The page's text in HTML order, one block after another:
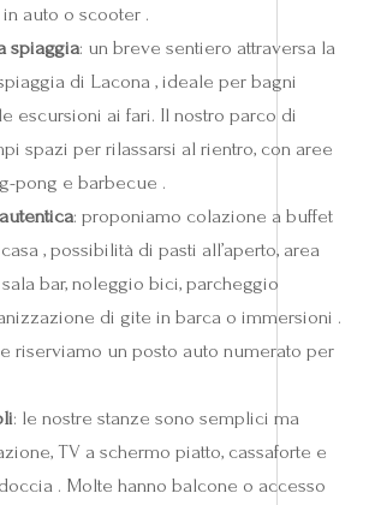
auto o scooter .
spiaggia: un breve sentiero attraversa la
di Lacona , ideale per bagni
escursioni ai fari. Il nostro parco di
spazi per rilassarsi al rientro, con aree
pong e barbecue .
: proponiamo colazione a buffet
, possibilità di pasti all’aperto, area
bar, noleggio bici, parcheggio
di gite in barca o immersioni .
riserviamo un posto auto numerato per
: le nostre stanze sono semplici ma
TV a schermo piatto, cassaforte e
. Molte hanno balcone o accesso